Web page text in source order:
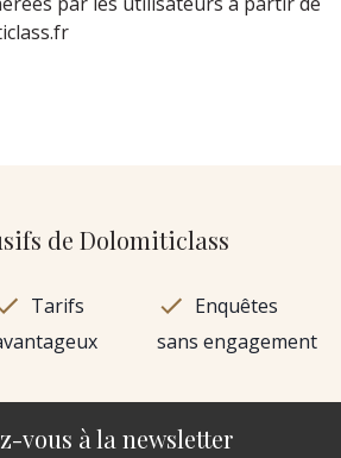
de Dolomiticlass
Tarifs
Enquêtes
sans engagement
vous à la newsletter